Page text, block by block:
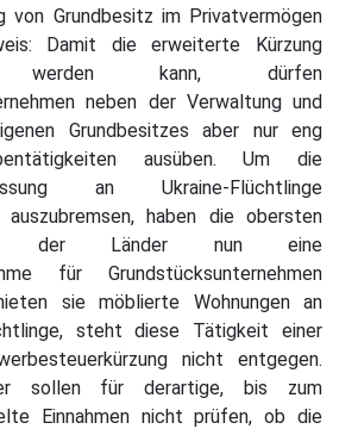
von Grundbesitz im Privatvermögen
Damit die erweiterte Kürzung
werden kann, dürfen
neben der Verwaltung und
Grundbesitzes aber nur eng
ausüben. Um die
an Ukraine-Flüchtlinge
haben die obersten
der Länder nun eine
für Grundstücksunternehmen
sie möblierte Wohnungen an
steht diese Tätigkeit einer
nicht entgegen.
sollen für derartige, bis zum
Einnahmen nicht prüfen, ob die